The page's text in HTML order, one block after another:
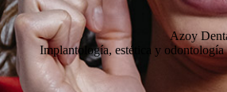
Azoy
Implantología, estética y odontología